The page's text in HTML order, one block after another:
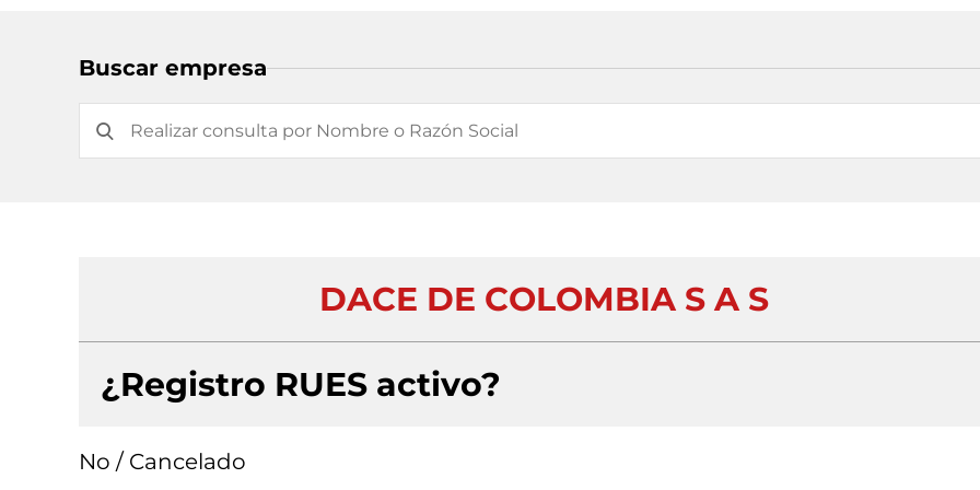
Buscar empresa
DACE DE COLOMBIA S A S
¿Registro RUES activo?
No / Cancelado